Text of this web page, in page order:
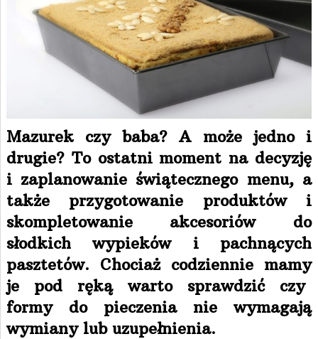
Mazurek czy baba? A może jedno i
drugie? To ostatni moment na decyzję
i zaplanowanie świątecznego menu, a
także przygotowanie produktów i
skompletowanie akcesoriów do
słodkich wypieków i pachnących
pasztetów. Chociaż codziennie mamy
je pod ręką warto sprawdzić czy
formy do pieczenia nie wymagają
wymiany lub uzupełnienia.